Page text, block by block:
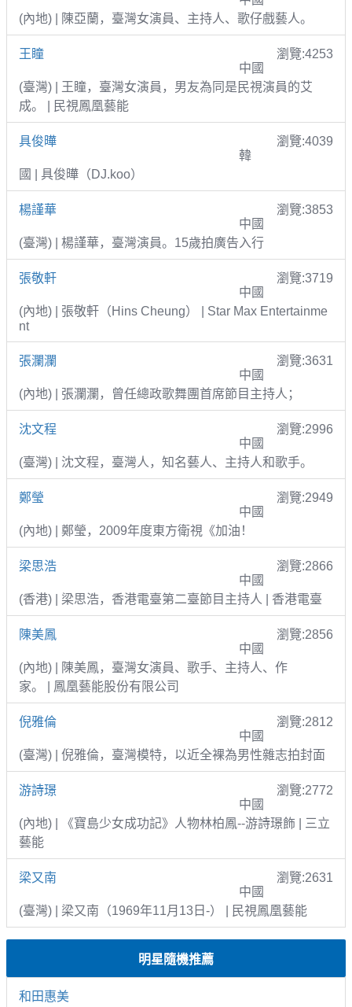
(內地) | 陳亞蘭，臺灣女演員、主持人、歌仔戲藝人。
王瞳
瀏覽:4253
中國
(臺灣) | 王瞳，臺灣女演員，男友為同是民視演員的艾
成。 | 民視鳳凰藝能
具俊曄
瀏覽:4039
韓
國 | 具俊曄（DJ.koo）
楊謹華
瀏覽:3853
中國
(臺灣) | 楊謹華，臺灣演員。15歲拍廣告入行
張敬軒
瀏覽:3719
中國
(內地) | 張敬軒（Hins Cheung） | Star Max Entertainme
nt
張瀾瀾
瀏覽:3631
中國
(內地) | 張瀾瀾，曾任總政歌舞團首席節目主持人；
沈文程
瀏覽:2996
中國
(臺灣) | 沈文程，臺灣人，知名藝人、主持人和歌手。
鄭瑩
瀏覽:2949
中國
(內地) | 鄭瑩，2009年度東方衛視《加油！
梁思浩
瀏覽:2866
中國
(香港) | 梁思浩，香港電臺第二臺節目主持人 | 香港電臺
陳美鳳
瀏覽:2856
中國
(內地) | 陳美鳳，臺灣女演員、歌手、主持人、作
家。 | 鳳凰藝能股份有限公司
倪雅倫
瀏覽:2812
中國
(臺灣) | 倪雅倫，臺灣模特，以近全裸為男性雜志拍封面
游詩璟
瀏覽:2772
中國
(內地) | 《寶島少女成功記》人物林柏鳳--游詩璟飾 | 三立
藝能
梁又南
瀏覽:2631
中國
(臺灣) | 梁又南（1969年11月13日-） | 民視鳳凰藝能
明星隨機推薦
和田惠美